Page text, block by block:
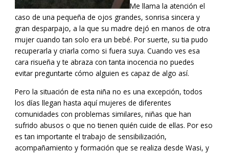
Me llama la atención el
caso de una pequeña de ojos grandes, sonrisa sincera y
gran desparpajo, a la que su madre dejó en manos de otra
mujer cuando tan solo era un bebé. Por suerte, su tia pudo
recuperarla y criarla como si fuera suya. Cuando ves esa
cara risueña y te abraza con tanta inocencia no puedes
evitar preguntarte cómo alguien es capaz de algo así.
Pero la situación de esta niña no es una excepción, todos
los días llegan hasta aquí mujeres de diferentes
comunidades con problemas similares, niñas que han
sufrido abusos o que no tienen quién cuide de ellas. Por eso
es tan importante el trabajo de sensibilización,
acompañamiento y formación que se realiza desde Wasi, y